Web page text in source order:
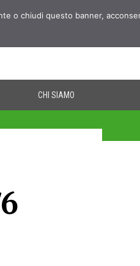
CHI SIAMO
o chiudi questo banner,